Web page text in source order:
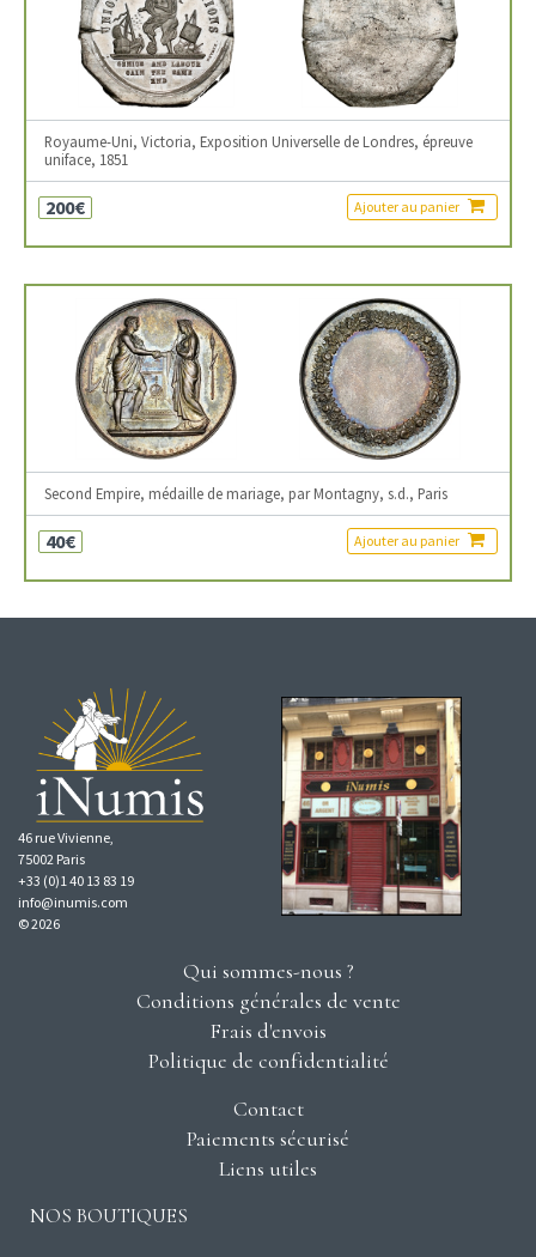
Royaume-Uni, Victoria, Exposition Universelle de Londres, épreuve
uniface, 1851
200€ Ajouter au panier
Second Empire, médaille de mariage, par Montagny, s.d., Paris
40€ Ajouter au panier
46 rue Vivienne,
75002 Paris
+33 (0)1 40 13 83 19
info@inumis.com
© 2026
Qui sommes-nous ?
Conditions générales de vente
Frais d'envois
Politique de confidentialité
Contact
Paiements sécurisé
Liens utiles
NOS BOUTIQUES